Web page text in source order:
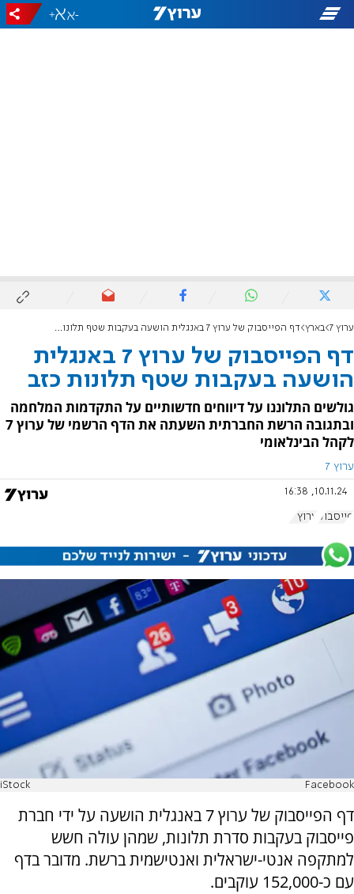
-
+
ערוץ 7 בארץ דף הפייסבוק של ערוץ 7 באנגלית הושעה בעקבות שטף תלונות כזב
דף הפייסבוק של ערוץ 7 באנגלית
הושעה בעקבות שטף תלונות כזב
גולשים התלוננו על דיווחים חדשותיים על התקדמות המלחמה
ובתגובה הרשת החברתית השעתה את הדף הרשמי של ערוץ 7
לקהל הבינלאומי
ערוץ 7
10.11.24, 16:38
פייסבוק ערוץ 7
Facebook
iStock
דף הפייסבוק של ערוץ 7 באנגלית הושעה על ידי חברת
פייסבוק בעקבות סדרת תלונות, שמהן עולה חשש
למתקפה אנטי-ישראלית ואנטישמית ברשת. מדובר בדף
עם כ-152,000 עוקבים.